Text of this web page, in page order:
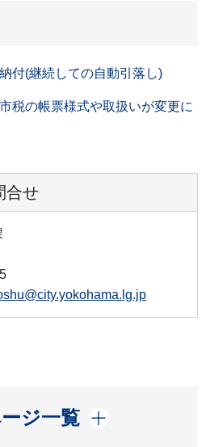
付(継続しての自動引落し)
税の帳票様式や取扱いが変更に
合せ
ジ一覧
開く